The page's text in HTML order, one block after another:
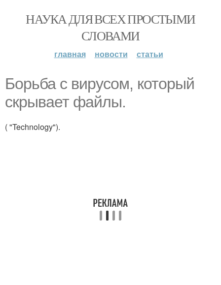
НАУКА ДЛЯ ВСЕХ ПРОСТЫМИ
СЛОВАМИ
главная новости статьи
Борьба с вирусом, который
скрывает файлы.
( "Technology").